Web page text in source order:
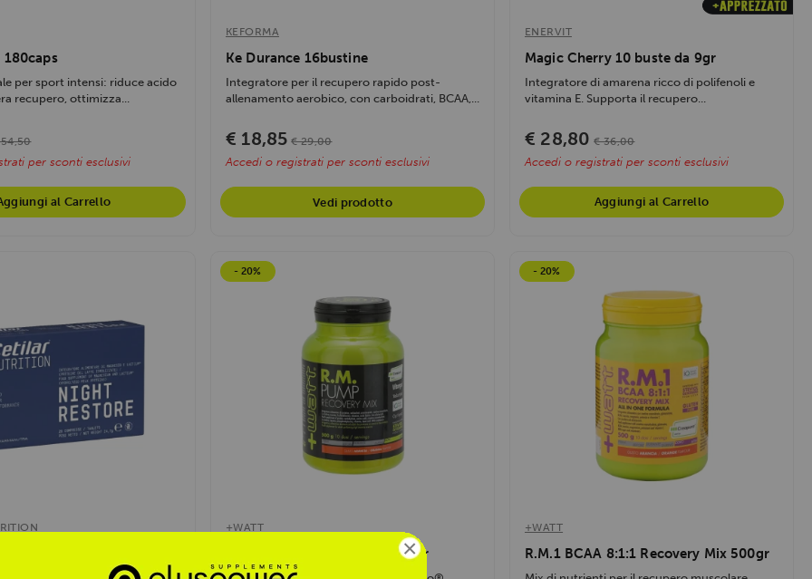
×
180caps
per sport intensi: riduce acido
recupero, ottimizza...
per sconti esclusivi
al Carrello
KEFORMA
Ke Durance 16bustine
Integratore per il recupero rapido post-
allenamento aerobico, con carboidrati, BCAA,...
€ 18,85 € 29,00
Accedi o registrati per sconti esclusivi
Vedi prodotto
ENERVIT
Magic Cherry 10 buste da 9gr
Integratore di amarena ricco di polifenoli e
vitamina E. Supporta il recupero...
€ 28,80 € 36,00
Accedi o registrati per sconti esclusivi
Aggiungi al Carrello
20cps
- 20%
+WATT
R.M. Pump Recovery Mix 500gr
- 20%
+WATT
R.M.1 BCAA 8:1:1 Recovery Mix 500gr